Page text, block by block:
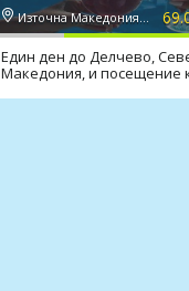
Източна Македония, Делчево
Един ден до Делчево,
Македония, и посещение